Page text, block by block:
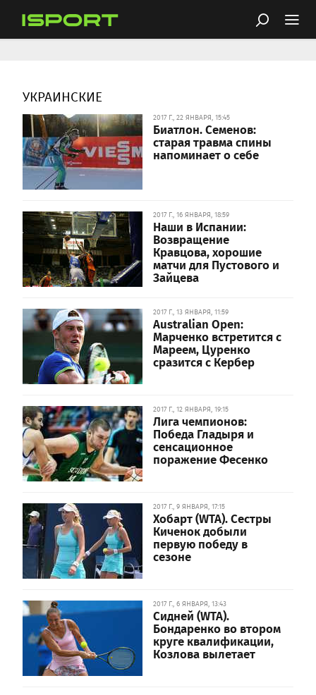
УКРАИНСКИЕ
2017 Г., 22 ЯНВАРЯ, 15:45
Биатлон. Семенов:
старая травма спины
напоминает о себе
2017 Г., 16 ЯНВАРЯ, 18:59
Наши в Испании:
Возвращение
Кравцова, хорошие
матчи для Пустового и
Зайцева
2017 Г., 13 ЯНВАРЯ, 11:59
Australian Open:
Марченко встретится с
Мареем, Цуренко
сразится с Кербер
2017 Г., 12 ЯНВАРЯ, 19:15
Лига чемпионов:
Победа Гладыря и
сенсационное
поражение Фесенко
2017 Г., 9 ЯНВАРЯ, 17:15
Хобарт (WTA). Сестры
Киченок добыли
первую победу в
сезоне
2017 Г., 6 ЯНВАРЯ, 13:43
Сидней (WTA).
Бондаренко во втором
круге квалификации,
Козлова вылетает